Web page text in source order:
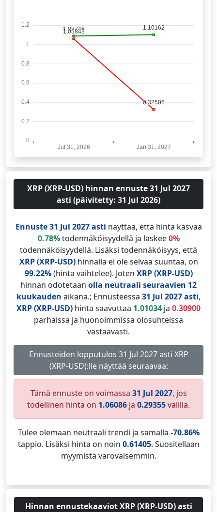
XRP (XRP-USD) hinnan ennuste 31 Jul 2027
asti (päivitetty: 31 Jul 2026)
Ennuste 31 Jul 2027 asti näyttää, että hinta kasvaa
0.78%todennäköisyydellä ja laskee0%
todennäköisyydellä. Lisäksi todennäköisyys, että
XRP (XRP-USD)hinnalla ei ole selvää suuntaa, on
99.22%(hinta vaihtelee). Joten XRP (XRP-USD)
hinnan odotetaan olla neutraali seuraavien 12
kuukauden aikana.; Ennusteessa 31 Jul 2027 asti,
XRP (XRP-USD) hinta saavuttaa 1.01034 ja 0.30900
parhaissa ja huonoimmissa olosuhteissa
vastaavasti.
Ennusteiden lopputulos 31 Jul 2027 asti XRP
(XRP-USD):lle näyttää seuraavaa:
Tämä ennuste on voimassa 31 Jul 2027, jos
todellinen hinta on 1.06086 ja 0.29355välillä.
Tulee olemaan neutraali trendi ja samalla -70.86%
tappio. Lisäksi hinta on noin 0.61405. Suositellaan
myymistä varovaisemmin.
Hinnan ennustekaaviot XRP (XRP-USD) asti